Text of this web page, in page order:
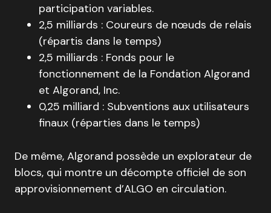
participation variables.
2,5 milliards : Coureurs de nœuds de relais
(répartis dans le temps)
2,5 milliards : Fonds pour le
fonctionnement de la Fondation Algorand
et Algorand, Inc.
0,25 milliard : Subventions aux utilisateurs
finaux (réparties dans le temps)
De même, Algorand possède un explorateur de
blocs, qui montre un décompte officiel de son
approvisionnement d’ALGO en circulation.